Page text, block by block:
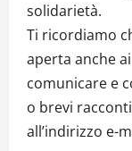
solidarietà.
Ti ricordiamo
aperta anche
comunicare e
o brevi
all’indirizzo e-